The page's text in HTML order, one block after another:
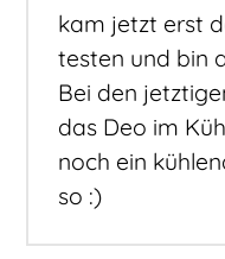
kam jetzt erst
testen und bin
Bei den
das Deo im
noch ein
so :)